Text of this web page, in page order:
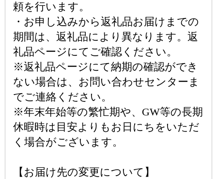
頼を行います。
・お申し込みから返礼品お届けまでの
期間は、返礼品により異なります。返
礼品ページにてご確認ください。
※返礼品ページにて納期の確認ができ
ない場合は、お問い合わせセンターま
でご連絡ください。
※年末年始等の繁忙期や、GW等の長期
休暇時は目安よりもお日にちをいただ
く場合がございます。
【お届け先の変更について】